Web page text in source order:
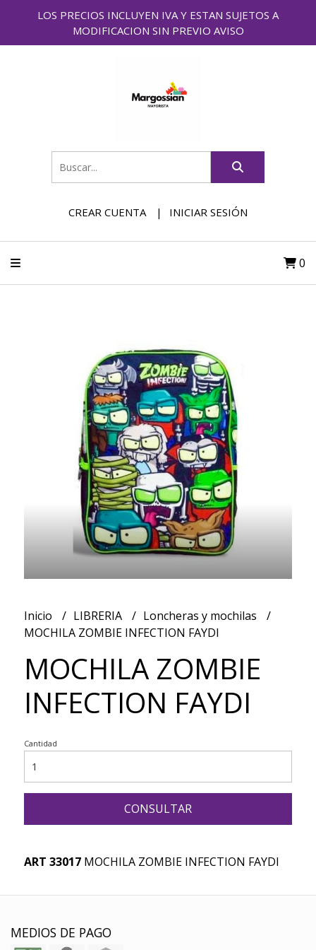
LOS PRECIOS INCLUYEN IVA Y ESTAN SUJETOS A
MODIFICACION SIN PREVIO AVISO
CREAR CUENTA INICIAR SESIÓN
0
Inicio LIBRERIA
Loncheras y mochilas
MOCHILA ZOMBIE INFECTION FAYDI
MOCHILA ZOMBIE
INFECTION FAYDI
Cantidad
CONSULTAR
ART 33017 MOCHILA ZOMBIE INFECTION FAYDI
MEDIOS DE PAGO